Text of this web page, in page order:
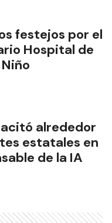
festejos por el
Hospital de
alrededor
estatales en
de la IA